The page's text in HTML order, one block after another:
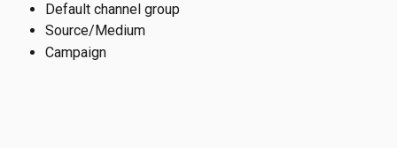
Default channel group
Source/Medium
Campaign